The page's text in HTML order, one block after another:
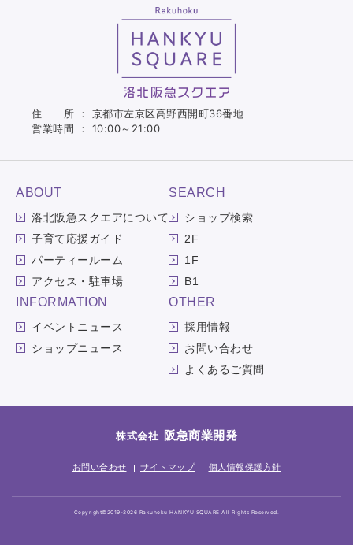
住 所 ： 京都市左京区高野西開町36番地
営業時間 ： 10:00～21:00
ABOUT
洛北阪急スクエアについて
子育て応援ガイド
パーティールーム
アクセス・駐車場
SEARCH
ショップ検索
2F
1F
B1
INFORMATION
イベントニュース
ショップニュース
OTHER
採用情報
お問い合わせ
よくあるご質問
株式会社 阪急商業開発
お問い合わせ サイトマップ 個人情報保護方針
Copyright©2019-2026 Rakuhoku HANKYU SQUARE All Rights Reserved.